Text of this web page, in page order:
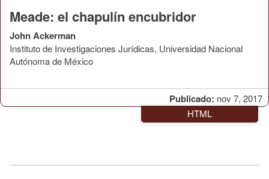
Publicado: nov 7, 2017
Meade: el chapulín encubridor
John Ackerman
Instituto de Investigaciones Jurídicas, Universidad Nacional
Autónoma de México
HTML